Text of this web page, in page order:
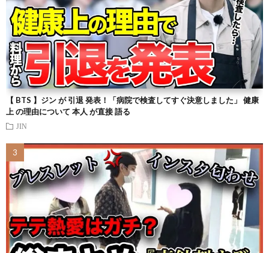
【 BTS 】ジン が 引退 発表！「病院で検査してすぐ決意しました」 健康
上 の理由について 本人 が直接 語る
JIN